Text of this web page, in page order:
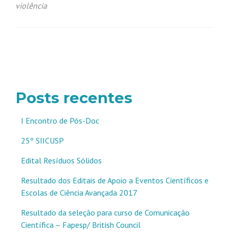
violência
Posts recentes
I Encontro de Pós-Doc
25º SIICUSP
Edital Resíduos Sólidos
Resultado dos Editais de Apoio a Eventos Científicos e
Escolas de Ciência Avançada 2017
Resultado da seleção para curso de Comunicação
Científica – Fapesp/ British Council